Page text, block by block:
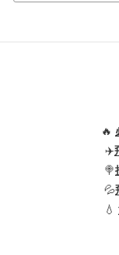
🔥
✈️
🍭
💦
💧